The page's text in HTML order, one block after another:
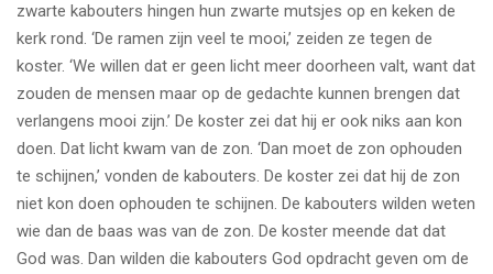
zwarte kabouters hingen hun zwarte mutsjes op en keken de
kerk rond. ‘De ramen zijn veel te mooi,’ zeiden ze tegen de
koster. ‘We willen dat er geen licht meer doorheen valt, want dat
zouden de mensen maar op de gedachte kunnen brengen dat
verlangens mooi zijn.’ De koster zei dat hij er ook niks aan kon
doen. Dat licht kwam van de zon. ‘Dan moet de zon ophouden
te schijnen,’ vonden de kabouters. De koster zei dat hij de zon
niet kon doen ophouden te schijnen. De kabouters wilden weten
wie dan de baas was van de zon. De koster meende dat dat
God was. Dan wilden die kabouters God opdracht geven om de